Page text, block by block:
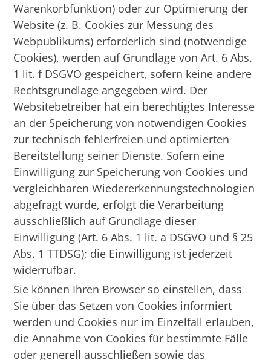
Warenkorbfunktion) oder zur Optimierung der
Website (z. B. Cookies zur Messung des
Webpublikums) erforderlich sind (notwendige
Cookies), werden auf Grundlage von Art. 6 Abs.
1 lit. f DSGVO gespeichert, sofern keine andere
Rechtsgrundlage angegeben wird. Der
Websitebetreiber hat ein berechtigtes Interesse
an der Speicherung von notwendigen Cookies
zur technisch fehlerfreien und optimierten
Bereitstellung seiner Dienste. Sofern eine
Einwilligung zur Speicherung von Cookies und
vergleichbaren Wiedererkennungstechnologien
abgefragt wurde, erfolgt die Verarbeitung
ausschließlich auf Grundlage dieser
Einwilligung (Art. 6 Abs. 1 lit. a DSGVO und § 25
Abs. 1 TTDSG); die Einwilligung ist jederzeit
widerrufbar.
Sie können Ihren Browser so einstellen, dass
Sie über das Setzen von Cookies informiert
werden und Cookies nur im Einzelfall erlauben,
die Annahme von Cookies für bestimmte Fälle
oder generell ausschließen sowie das